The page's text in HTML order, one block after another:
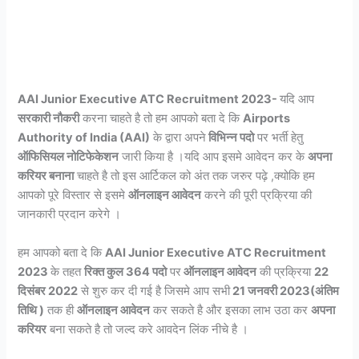
AAI Junior Executive ATC Recruitment 2023-यदि आप
सरकारी नौकरीकरना चाहते है तो हम आपको बता दे किAirports
Authority of India (AAI) के द्वारा अपनेविभिन्न पदोपर भर्ती हेतु
ऑफिसियल नोटिफेकेशनजारी किया है ।यदि आप इसमे आवेदन कर केअपना
करियर बनानाचाहते है तो इस आर्टिकल को अंत तक जरुर पढ़े ,क्योकि हम
आपको पूरे विस्तार से इसमेऑनलाइन आवेदनकरने की पूरी प्रक्रिया की
जानकारी प्रदान करेगे ।
हम आपको बता दे किAAI Junior Executive ATC Recruitment
2023के तहतरिक्त कुल 364 पदोपरऑनलाइन आवेदनकी प्रक्रिया 22
दिसंबर 2022 से शुरु कर दी गई है जिसमे आप सभी21 जनवरी 2023(अंतिम
तिथि ) तक हीऑनलाइन आवेदनकर सकते है और इसका लाभ उठा करअपना
करियरबना सकते है तो जल्द करे आवदेन लिंक नीचे है ।